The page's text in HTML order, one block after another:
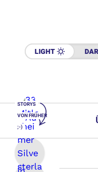
LIGHT
STORYS
VON FRÜHER
;-)